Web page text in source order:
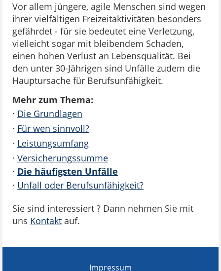
Vor allem jüngere, agile Menschen sind wegen
ihrer vielfältigen Freizeitaktivitäten besonders
gefährdet - für sie bedeutet eine Verletzung,
vielleicht sogar mit bleibendem Schaden,
einen hohen Verlust an Lebensqualität. Bei
den unter 30-Jährigen sind Unfälle zudem die
Hauptursache für Berufsunfähigkeit.
Mehr zum Thema:
· Die Grundlagen
· Für wen sinnvoll?
· Leistungsumfang
· Versicherungssumme
· Die häufigsten Unfälle
· Unfall oder Berufsunfähigkeit?
Sie sind interessiert ? Dann nehmen Sie mit
uns Kontakt auf.
Impressum